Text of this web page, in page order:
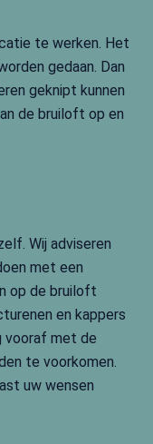
te werken. Het
gedaan. Dan
geknipt kunnen
de bruiloft op en
Wij adviseren
met een
op de bruiloft
en kappers
vooraf met de
te voorkomen.
uw wensen